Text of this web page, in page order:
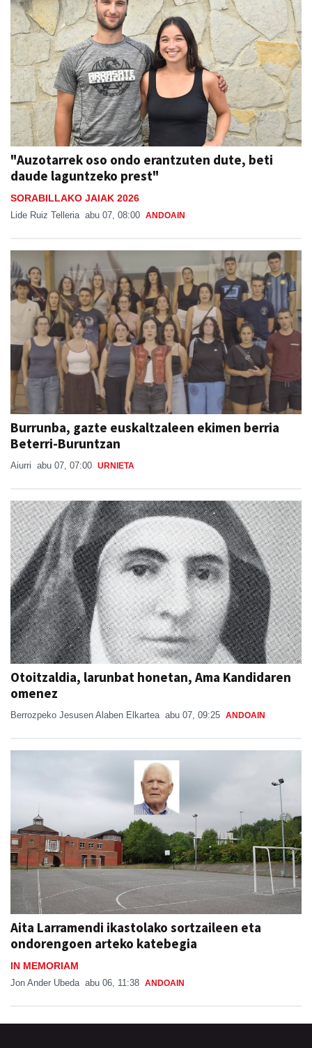
"Auzotarrek oso ondo erantzuten dute, beti
daude laguntzeko prest"
SORABILLAKO JAIAK 2026
Lide Ruiz Telleria abu 07, 08:00 ANDOAIN
Burrunba, gazte euskaltzaleen ekimen berria
Beterri-Buruntzan
Aiurri abu 07, 07:00 URNIETA
Otoitzaldia, larunbat honetan, Ama Kandidaren
omenez
Berrozpeko Jesusen Alaben Elkartea abu 07, 09:25 ANDOAIN
Aita Larramendi ikastolako sortzaileen eta
ondorengoen arteko katebegia
IN MEMORIAM
Jon Ander Ubeda abu 06, 11:38 ANDOAIN